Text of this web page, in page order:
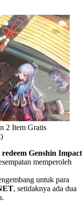
2 Item Gratis
redeem Genshin Impact
memperoleh
untuk para
, setidaknya ada dua